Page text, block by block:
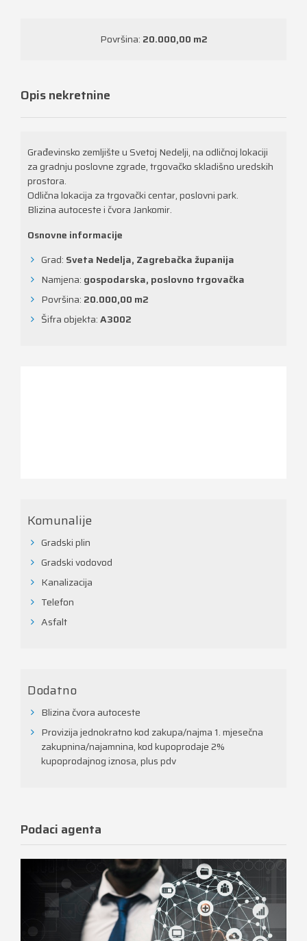
Površina: 20.000,00 m2
Opis nekretnine
Građevinsko zemljište u Svetoj Nedelji, na odličnoj lokaciji
za gradnju poslovne zgrade, trgovačko skladišno uredskih
prostora.
Odlična lokacija za trgovački centar, poslovni park.
Blizina autoceste i čvora Jankomir.
Osnovne informacije
Grad: Sveta Nedelja, Zagrebačka županija
Namjena: gospodarska, poslovno trgovačka
Površina: 20.000,00 m2
Šifra objekta:A3002
Komunalije
Gradski plin
Gradski vodovod
Kanalizacija
Telefon
Asfalt
Dodatno
Blizina čvora autoceste
Provizija jednokratno kod zakupa/najma 1. mjesečna
zakupnina/najamnina, kod kupoprodaje 2%
kupoprodajnog iznosa, plus pdv
Podaci agenta